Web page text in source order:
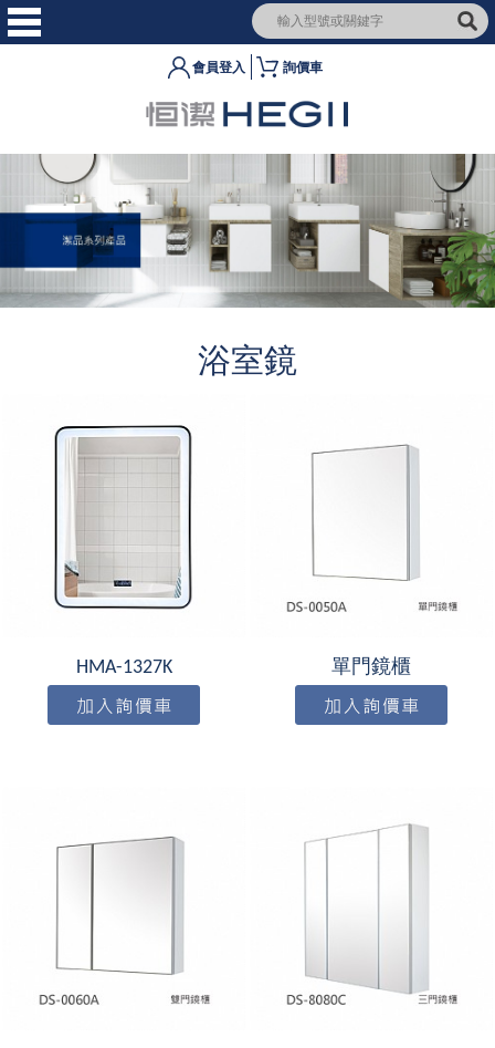
會員登入 詢價車
浴室鏡
HMA-1327K 單門鏡櫃